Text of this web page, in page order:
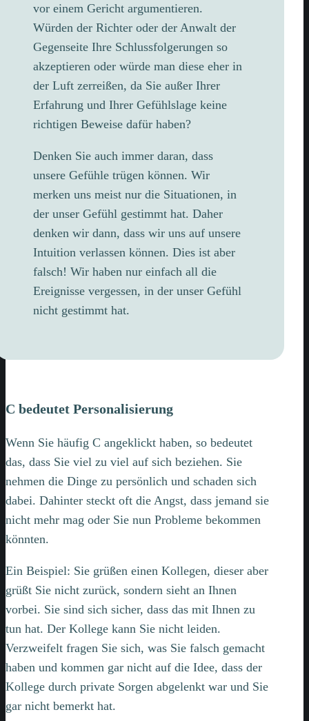
vor einem Gericht argumentieren.
Würden der Richter oder der Anwalt der
Gegenseite Ihre Schlussfolgerungen so
akzeptieren oder würde man diese eher in
der Luft zerreißen, da Sie außer Ihrer
Erfahrung und Ihrer Gefühlslage keine
richtigen Beweise dafür haben?
Denken Sie auch immer daran, dass
unsere Gefühle trügen können. Wir
merken uns meist nur die Situationen, in
der unser Gefühl gestimmt hat. Daher
denken wir dann, dass wir uns auf unsere
Intuition verlassen können. Dies ist aber
falsch! Wir haben nur einfach all die
Ereignisse vergessen, in der unser Gefühl
nicht gestimmt hat.
C bedeutet Personalisierung
Wenn Sie häufig C angeklickt haben, so bedeutet
das, dass Sie viel zu viel auf sich beziehen. Sie
nehmen die Dinge zu persönlich und schaden sich
dabei. Dahinter steckt oft die Angst, dass jemand sie
nicht mehr mag oder Sie nun Probleme bekommen
könnten.
Ein Beispiel: Sie grüßen einen Kollegen, dieser aber
grüßt Sie nicht zurück, sondern sieht an Ihnen
vorbei. Sie sind sich sicher, dass das mit Ihnen zu
tun hat. Der Kollege kann Sie nicht leiden.
Verzweifelt fragen Sie sich, was Sie falsch gemacht
haben und kommen gar nicht auf die Idee, dass der
Kollege durch private Sorgen abgelenkt war und Sie
gar nicht bemerkt hat.